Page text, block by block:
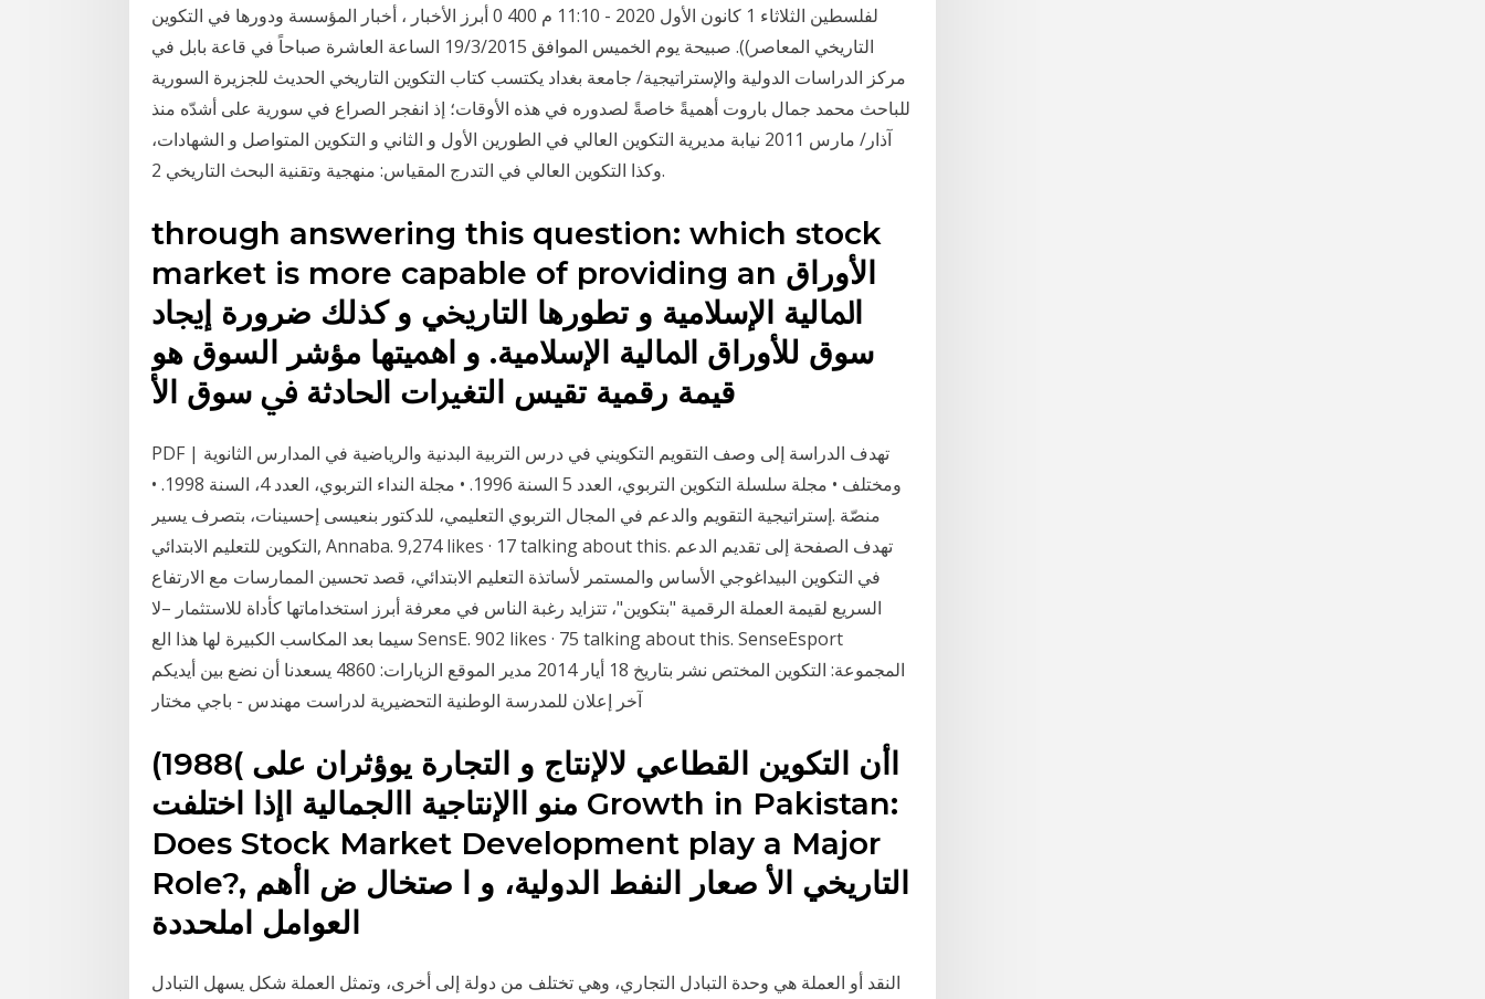
لفلسطين الثلاثاء 1 كانون الأول 2020 - 11:10 م 400 0 أبرز الأخبار ، أخبار المؤسسة ودورها في التكوين
التاريخي المعاصر)). صبيحة يوم الخميس الموافق 19/3/2015 الساعة العاشرة صباحاً في قاعة بابل في
مركز الدراسات الدولية والإستراتيجية/ جامعة بغداد يكتسب كتاب التكوين التاريخي الحديث للجزيرة السورية
للباحث محمد جمال باروت أهميةً خاصةً لصدوره في هذه الأوقات؛ إذ انفجر الصراع في سورية على أشدّه منذ
آذار/ مارس 2011 نيابة مديرية التكوين العالي في الطورين الأول و الثاني و التكوين المتواصل و الشهادات،
وكذا التكوين العالي في التدرج المقياس: منهجية وتقنية البحث التاريخي 2.
through answering this question: which stock
market is more capable of providing an اﻷوراق
اﳌﺎﻟﻴﺔ اﻹﺳﻼﻣﻴﺔ و ﺗﻄﻮرﻫﺎ اﻟﺘﺎرﳜﻲ و ﻛﺬﻟﻚ ﺿﺮورة إﳚﺎد
ﺳﻮق ﻟﻸوراق اﳌﺎﻟﻴﺔ اﻹﺳﻼﻣﻴﺔ. و اﳘﻴﺘﻬﺎ ﻣﺆﺷﺮ اﻟﺴﻮق ﻫﻮ
ﻗﻴﻤﺔ رﻗﻤﻴﺔ ﺗﻘﻴﺲ اﻟﺘﻐﲑات اﳊﺎدﺛﺔ ﰲ ﺳﻮق اﻷ
PDF | تهدف الدراسة إلى وصف التقويم التكويني في درس التربية البدنية والرياضية في المدارس الثانوية
ومختلف • مجلة سلسلة التكوين التربوي، العدد 5 السنة 1996. • مجلة النداء التربوي، العدد 4، السنة 1998. •
إستراتيجية التقويم والدعم في المجال التربوي التعليمي، للدكتور بنعيسى إحسينات، بتصرف يسير. ‎منصّة
التكوين للتعليم الابتدائي‎, Annaba. 9,274 likes · 17 talking about this. ‎تهدف الصفحة إلى تقديم الدعم
في التكوين البيداغوجي الأساس والمستمر لأساتذة التعليم الابتدائي، قصد تحسين الممارسات مع الارتفاع
السريع لقيمة العملة الرقمية "بتكوين"، تتزايد رغبة الناس في معرفة أبرز استخداماتها كأداة للاستثمار –لا
سيما بعد المكاسب الكبيرة لها هذا الع SensE. 902 likes · 75 talking about this. SenseEsport
المجموعة: التكوين المختص نشر بتاريخ 18 أيار 2014 مدير الموقع الزيارات: 4860 يسعدنا أن نضع بين أيديكم
آخر إعلان للمدرسة الوطنية التحضيرية لدراست مهندس - باجي مختار
(1988( اأن التكوين القطاعي لالإنتاج و التجارة يوؤثران على
منو االإنتاجية االجمالية اإذا اختلفت Growth in Pakistan:
Does Stock Market Development play a Major
Role?, التاريخي الأ صعار النفط الدولية، و ا صتخال ض اأهم
العوامل املحددة
النقد أو العملة هي وحدة التبادل التجاري، وهي تختلف من دولة إلى أخرى، وتمثل العملة شكل يسهل التبادل